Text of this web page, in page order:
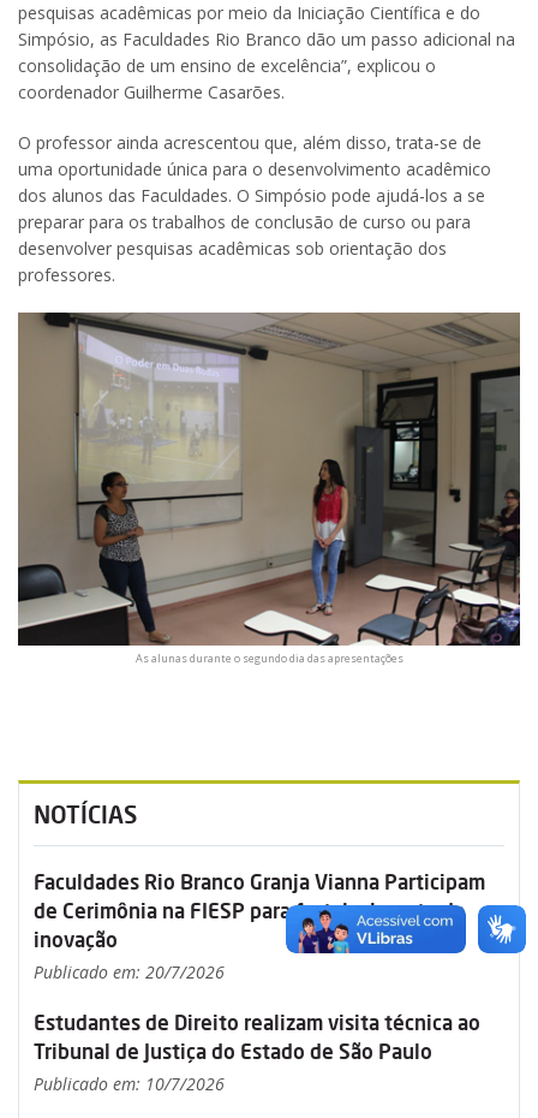
pesquisas acadêmicas por meio da Iniciação Científica e do
Simpósio, as Faculdades Rio Branco dão um passo adicional na
consolidação de um ensino de excelência”, explicou o
coordenador Guilherme Casarões.
O professor ainda acrescentou que, além disso, trata-se de
uma oportunidade única para o desenvolvimento acadêmico
dos alunos das Faculdades. O Simpósio pode ajudá-los a se
preparar para os trabalhos de conclusão de curso ou para
desenvolver pesquisas acadêmicas sob orientação dos
professores.
As alunas durante o segundo dia das apresentações
NOTÍCIAS
Faculdades Rio Branco Granja Vianna Participam
de Cerimônia na FIESP para fortalecimento da
inovação
Publicado em: 20/7/2026
Estudantes de Direito realizam visita técnica ao
Tribunal de Justiça do Estado de São Paulo
Publicado em: 10/7/2026